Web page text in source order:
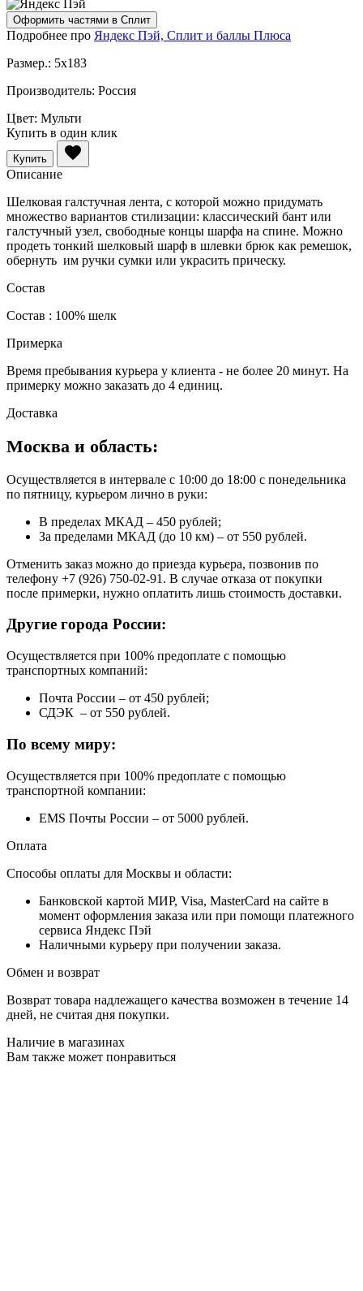
Оформить частями в Сплит
Подробнее про Яндекс Пэй, Сплит и баллы Плюса
Размер.: 5x183
Производитель: Россия
Цвет: Мульти
Купить в один клик
Купить
Описание
Шелковая галстучная лента, с которой можно придумать
множество вариантов стилизации: классический бант или
галстучный узел, свободные концы шарфа на спине. Можно
продеть тонкий шелковый шарф в шлевки брюк как ремешок,
обернуть им ручки сумки или украсить прическу.
Состав
Состав : 100% шелк
Примерка
Время пребывания курьера у клиента - не более 20 минут. На
примерку можно заказать до 4 единиц.
Доставка
Москва и область:
Осуществляется в интервале с 10:00 до 18:00 с понедельника
по пятницу, курьером лично в руки:
В пределах МКАД – 450 рублей;
За пределами МКАД (до 10 км) – от 550 рублей.
Отменить заказ можно до приезда курьера, позвонив по
телефону +7 (926) 750-02-91. В случае отказа от покупки
после примерки, нужно оплатить лишь стоимость доставки.
Другие города России:
Осуществляется при 100% предоплате с помощью
транспортных компаний:
Почта России – от 450 рублей;
СДЭК – от 550 рублей.
По всему миру:
Осуществляется при 100% предоплате с помощью
транспортной компании:
EMS Почты России – от 5000 рублей.
Оплата
Способы оплаты для Москвы и области:
Банковской картой МИР, Visa, MasterCard на сайте в
момент оформления заказа или при помощи платежного
сервиса Яндекс Пэй
Наличными курьеру при получении заказа.
Обмен и возврат
Возврат товара надлежащего качества возможен в течение 14
дней, не считая дня покупки.
Наличие в магазинах
Вам также может понравиться